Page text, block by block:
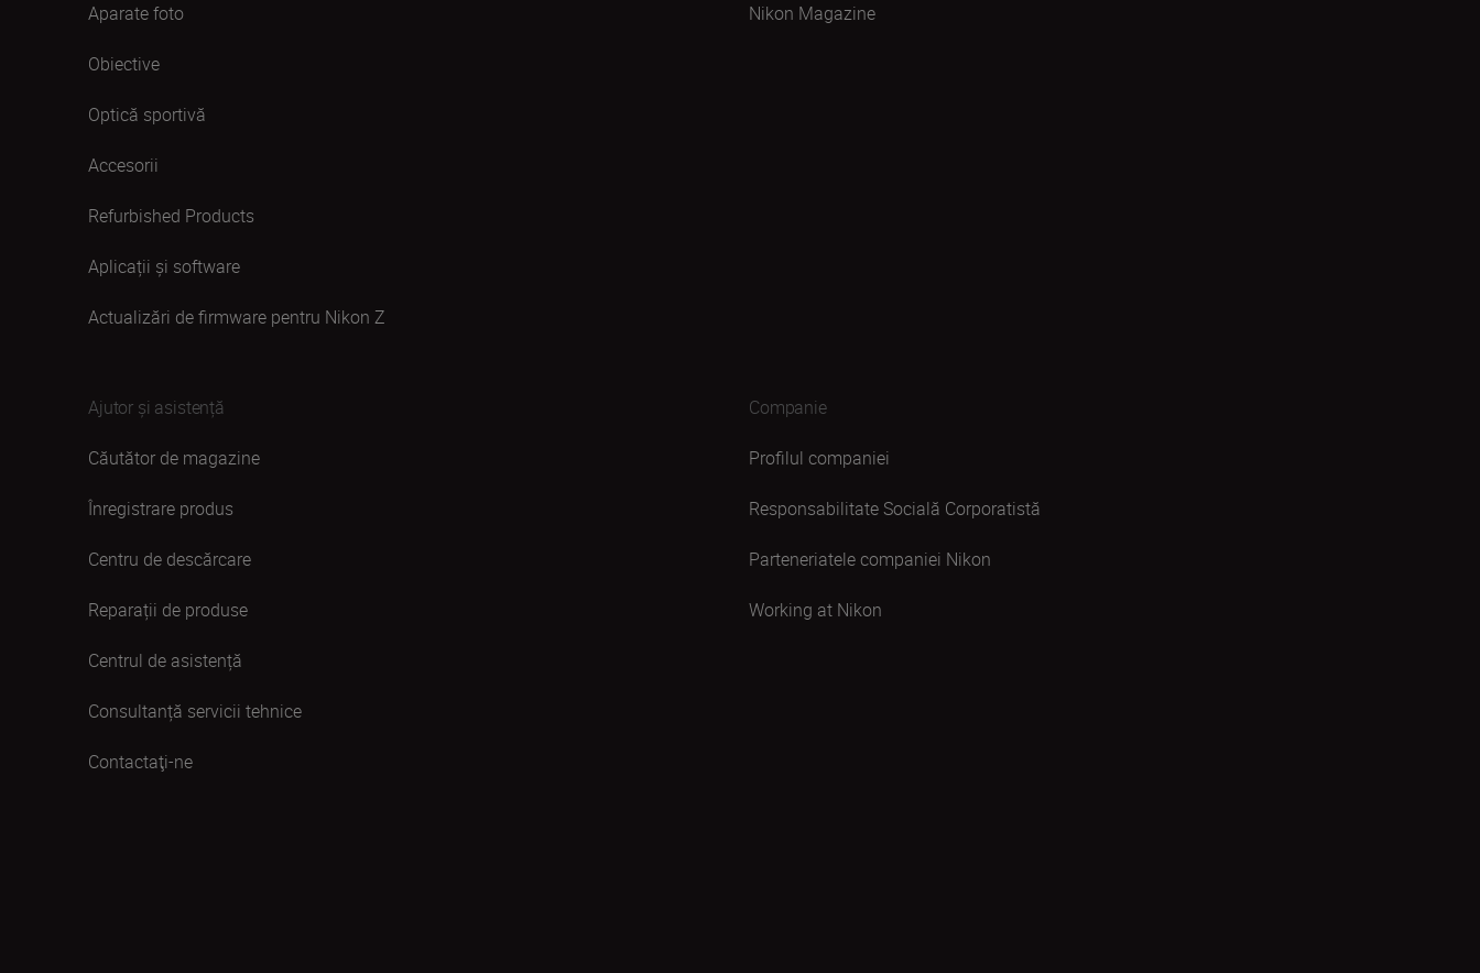
Aparate foto
Obiective
Optică sportivă
Accesorii
Refurbished Products
Aplicații și software
Actualizări de firmware pentru Nikon Z
Nikon Magazine
Ajutor și asistență
Căutător de magazine
Înregistrare produs
Centru de descărcare
Reparații de produse
Centrul de asistență
Consultanță servicii tehnice
Contactaţi-ne
Companie
Profilul companiei
Responsabilitate Socială Corporatistă
Parteneriatele companiei Nikon
Working at Nikon